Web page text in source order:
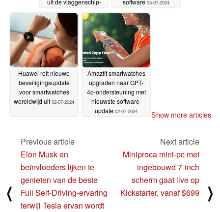
uit de vlaggenschip-
serie en een
smartphone tijdens het
komende evenement
06-07-2024
software 05-07-2024
Huawei rolt nieuwe
beveiligingsupdate
voor smartwatches
wereldwijd uit 02-07-2024
Amazfit smartwatches
upgraden naar GPT-
4o-ondersteuning met
nieuwste software-
update 02-07-2024 Show more articles
⟨
Previous article
Elon Musk en
beïnvloeders lijken te
genieten van de beste
Full Self-Driving-ervaring
terwijl Tesla ervan wordt
Next article
Miniproca mini-pc met
ingebouwd 7-inch
scherm gaat live op
Kickstarter, vanaf $699
⟩